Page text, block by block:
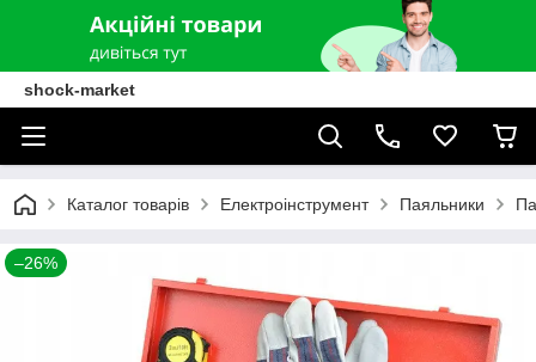
shock-market
Каталог товарів Електроінструмент Паяльники
–26%